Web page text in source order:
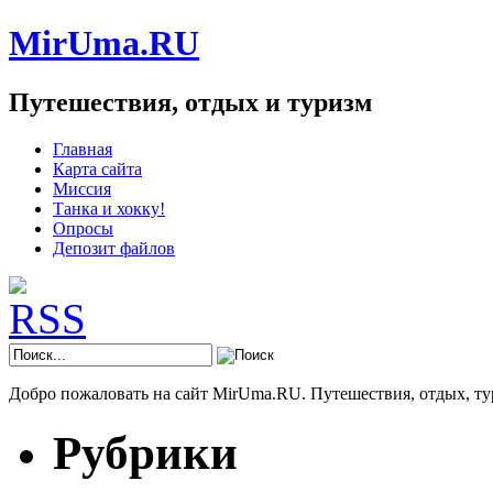
MirUma.RU
Путешествия, отдых и туризм
Главная
Карта сайта
Миссия
Танка и хокку!
Опросы
Депозит файлов
Добро пожаловать на сайт MirUma.RU. Путешествия, отдых,
Рубрики